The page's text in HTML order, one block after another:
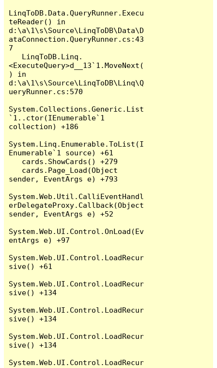
LinqToDB.Data.QueryRunner.Execu
teReader() in
d:\a\1\s\Source\LinqToDB\Data\D
ataConnection.QueryRunner.cs:43
7
<ExecuteQuery>d__13`1.MoveNext(
) in
d:\a\1\s\Source\LinqToDB\Linq\Q
ueryRunner.cs:570
System.Collections.Generic.List
`1..ctor(IEnumerable`1
collection) +186
System.Linq.Enumerable.ToList(I
Enumerable`1 source) +61
sender, EventArgs e) +793
System.Web.Util.CalliEventHandl
erDelegateProxy.Callback(Object
sender, EventArgs e) +52
System.Web.UI.Control.OnLoad(Ev
entArgs e) +97
System.Web.UI.Control.LoadRecur
sive() +61
System.Web.UI.Control.LoadRecur
sive() +134
System.Web.UI.Control.LoadRecur
sive() +134
System.Web.UI.Control.LoadRecur
sive() +134
System.Web.UI.Control.LoadRecur